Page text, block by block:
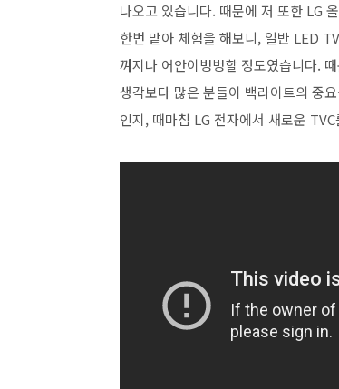
나오고 있습니다. 때문에 저 또한 LG
한번 맡아 체험을 해보니, 일반 LED
껴지나 어안이벙벙할 정도였습니다.
생각보다 많은 분들이 백라이트의 중
인지, 때마침 LG 전자에서 새로운